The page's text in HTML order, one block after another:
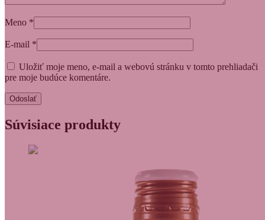
Meno *
E-mail *
Uložiť moje meno, e-mail a webovú stránku v tomto prehliadači
pre moje budúce komentáre.
Súvisiace produkty